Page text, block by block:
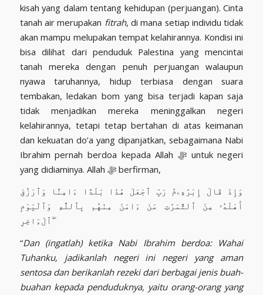
kisah yang dalam tentang kehidupan (perjuangan). Cinta
tanah air merupakan fitrah, di mana setiap individu tidak
akan mampu melupakan tempat kelahirannya. Kondisi ini
bisa dilihat dari penduduk Palestina yang mencintai
tanah mereka dengan penuh perjuangan walaupun
nyawa taruhannya, hidup terbiasa dengan suara
tembakan, ledakan bom yang bisa terjadi kapan saja
tidak menjadikan mereka meninggalkan negeri
kelahirannya, tetapi tetap bertahan di atas keimanan
dan kekuatan do’a yang dipanjatkan, sebagaimana Nabi
Ibrahim pernah berdoa kepada Allah ﷻ untuk negeri
yang didiaminya. Allah ﷻ berfirman,
وَإِذْ قَالَ إِبْرَٰهِۦمُ رَبِّ ٱجْعَلْ هَٰذَا بَلَدًا ءَامِنًا وَٱرْزُقْ
أَهْلَهُۥ مِنَ ٱلثَّمَرَٰتِ مَنْ ءَامَنَ مِنْهُم بِٱللَّهِ وَٱلْيَوْمِ
ٱلْءَاخِرِ ۖ
“Dan (ingatlah) ketika Nabi Ibrahim berdoa: Wahai
Tuhanku, jadikanlah negeri ini negeri yang aman
sentosa dan berikanlah rezeki dari berbagai jenis buah-
buahan kepada penduduknya, yaitu orang-orang yang